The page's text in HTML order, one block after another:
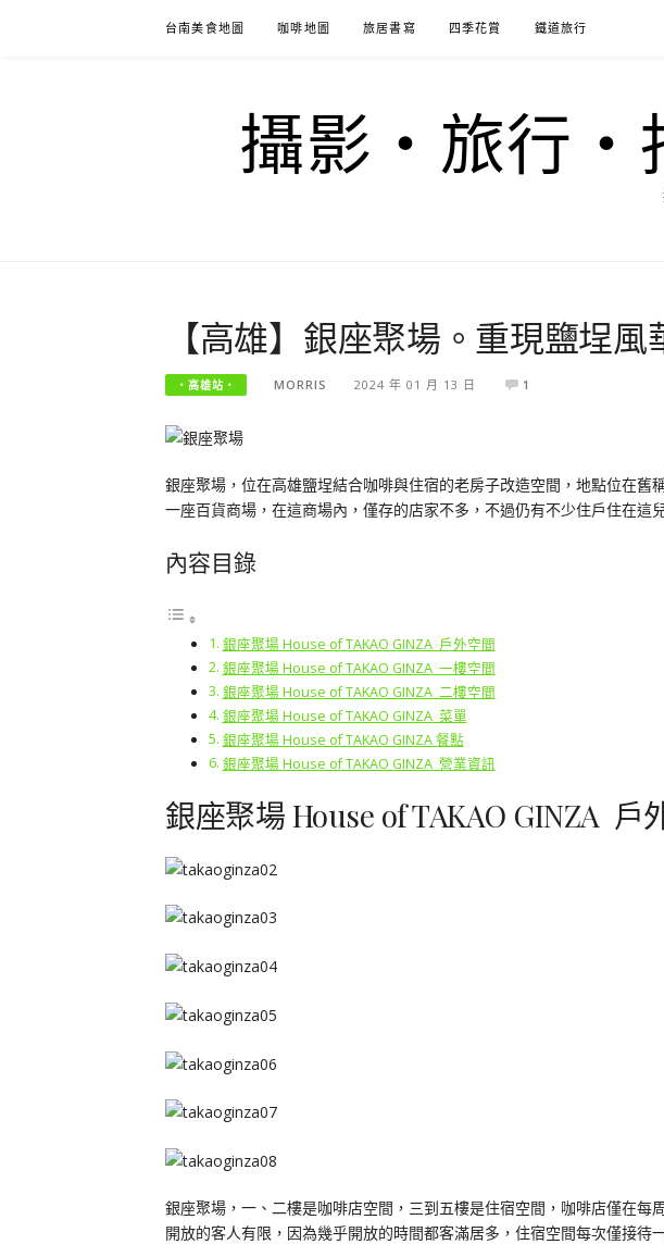
台南美食地圖 咖啡地圖 旅居書寫 四季花賞 鐵道旅行
攝影‧旅行‧
【高雄】銀座聚場。重現鹽埕
‧高雄站‧ MORRIS 2024 年 01 月 13 日 1
銀座聚場，位在高雄鹽埕結合咖啡與住宿的老房子改造空間，地點位在舊
一座百貨商場，在這商場內，僅存的店家不多，不過仍有不少住戶住在這
內容目錄
銀座聚場 House of TAKAO GINZA 戶外空間
銀座聚場 House of TAKAO GINZA 一樓空間
銀座聚場 House of TAKAO GINZA 二樓空間
銀座聚場 House of TAKAO GINZA 菜單
銀座聚場 House of TAKAO GINZA 餐點
銀座聚場 House of TAKAO GINZA 營業資訊
銀座聚場 House of TAKAO GINZA 戶
銀座聚場，一、二樓是咖啡店空間，三到五樓是住宿空間，咖啡店僅在每
開放的客人有限，因為幾乎開放的時間都客滿居多，住宿空間每次僅接待